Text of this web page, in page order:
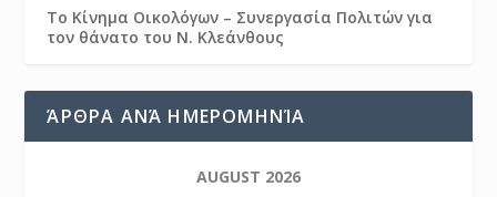
Το Κίνημα Οικολόγων – Συνεργασία Πολιτών για
τον θάνατο του Ν. Κλεάνθους
ΆΡΘΡΑ ΑΝΆ ΗΜΕΡΟΜΗΝΊΑ
AUGUST 2026